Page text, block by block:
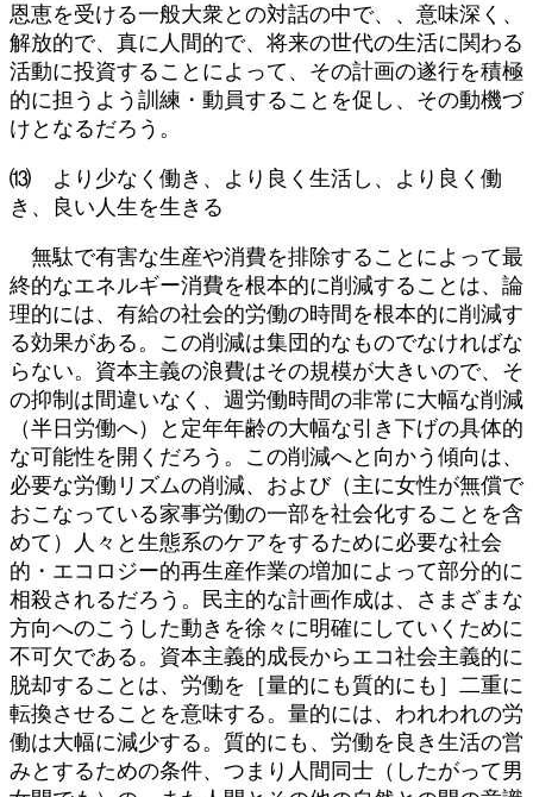
恩恵を受ける一般大衆との対話の中で、、意味深く、
解放的で、真に人間的で、将来の世代の生活に関わる
活動に投資することによって、その計画の遂行を積極
的に担うよう訓練・動員することを促し、その動機づ
けとなるだろう。
⒀ より少なく働き、より良く生活し、より良く働
き、良い人生を生きる
無駄で有害な生産や消費を排除することによって最
終的なエネルギー消費を根本的に削減することは、論
理的には、有給の社会的労働の時間を根本的に削減す
る効果がある。この削減は集団的なものでなければな
らない。資本主義の浪費はその規模が大きいので、そ
の抑制は間違いなく、週労働時間の非常に大幅な削減
（半日労働へ）と定年年齢の大幅な引き下げの具体的
な可能性を開くだろう。この削減へと向かう傾向は、
必要な労働リズムの削減、および（主に女性が無償で
おこなっている家事労働の一部を社会化することを含
めて）人々と生態系のケアをするために必要な社会
的・エコロジー的再生産作業の増加によって部分的に
相殺されるだろう。民主的な計画作成は、さまざまな
方向へのこうした動きを徐々に明確にしていくために
不可欠である。資本主義的成長からエコ社会主義的に
脱却することは、労働を［量的にも質的にも］二重に
転換させることを意味する。量的には、われわれの労
働は大幅に減少する。質的にも、労働を良き生活の営
みとするための条件、つまり人間同士（したがって男